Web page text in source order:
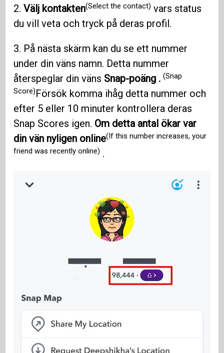
2.Välj kontakten(Select the contact) vars status
du vill veta och tryck på deras profil.
3. På nästa skärm kan du se ett nummer
under din väns namn. Detta nummer
återspeglar din väns Snap-poäng .(Snap
Score)Försök komma ihåg detta nummer och
efter 5 eller 10 minuter kontrollera deras
Snap Scores igen. Om detta antal ökar var
din vän nyligen online(If this number increases, your
friend was recently online) .